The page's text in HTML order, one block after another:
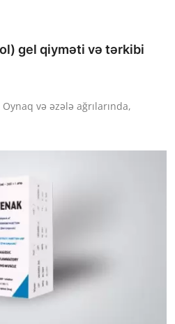
gel qiyməti və tərkibi
və əzələ ağrılarında,